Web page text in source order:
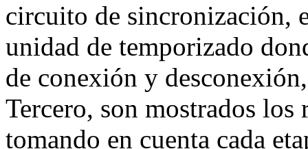
circuito de sincronización,
unidad de temporizado
de conexión y
Tercero, son mostrados
tomando en cuenta cada